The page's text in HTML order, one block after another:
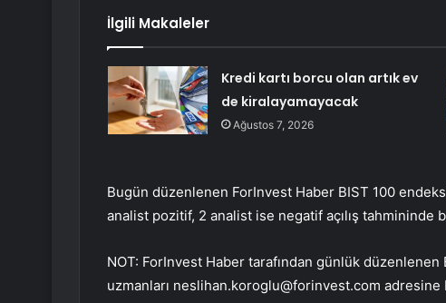
İlgili Makaleler
Kredi kartı borcu olan artık ev
de kiralayamayacak
Ağustos 7, 2026
Bugün düzenlenen ForInvest Haber BIST 100
analist pozitif, 2 analist ise negatif açılış tahmininde
NOT: ForInvest Haber tarafından günlük düzenlenen
uzmanları neslihan.koroglu@forinvest.com adresine